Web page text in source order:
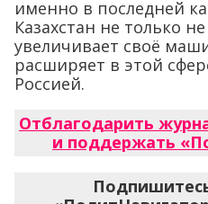
именно в последней
Казахстан не только
увеличивает своё
расширяет в этой
Россией.
Отблагодарить
и поддержать